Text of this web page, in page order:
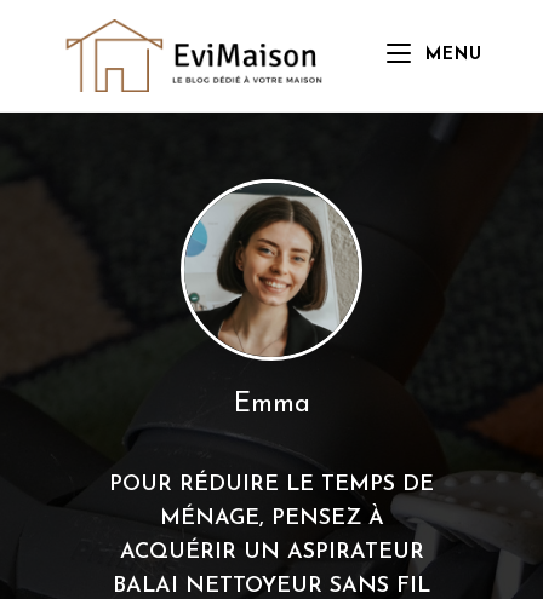
MENU
Emma
POUR RÉDUIRE LE TEMPS DE
MÉNAGE, PENSEZ À
ACQUÉRIR UN ASPIRATEUR
BALAI NETTOYEUR SANS FIL